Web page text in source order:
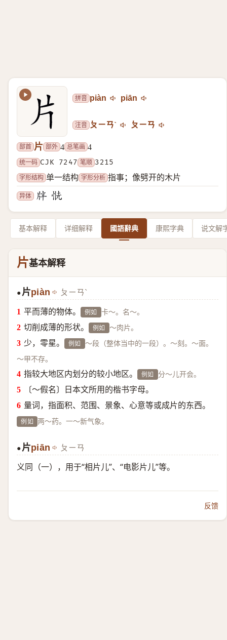
拼音 piàn piān
注音 ㄆㄧㄢˋ ㄆㄧㄢ
部首 片 部外 4 总笔画 4
统一码 CJK 7247 笔顺 3215
字形结构 单一结构 字形分析 指事；像劈开的木片
异体
基本解释 详细解释 國語辭典 康熙字典 说文解
片基本解释
● 片piàn ㄆㄧㄢˋ
平而薄的物体。 例如 卡～。名～。
切削成薄的形状。 例如 ～肉片。
少，零星。 例如 ～段（整体当中的一段）。～刻。～面。
～甲不存。
指较大地区内划分的较小地区。 例如 分～儿开会。
〔～假名〕日本文所用的楷书字母。
量词，指面积、范围、景象、心意等或成片的东西。
例如 两～药。一～新气象。
● 片piān ㄆㄧㄢ
义同（一），用于“相片儿”、“电影片儿”等。
反馈